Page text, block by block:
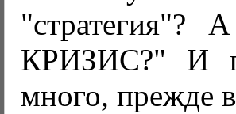
КРИЗИС?" И
много, прежде